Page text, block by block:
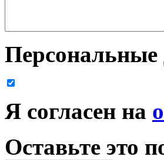
Я согласен на
Оставьте это